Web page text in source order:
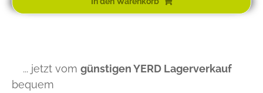
... jetzt vom günstigen YERD Lagerverkauf
bequem